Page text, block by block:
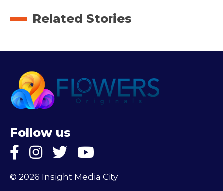
Related Stories
Follow us
© 2026 Insight Media City